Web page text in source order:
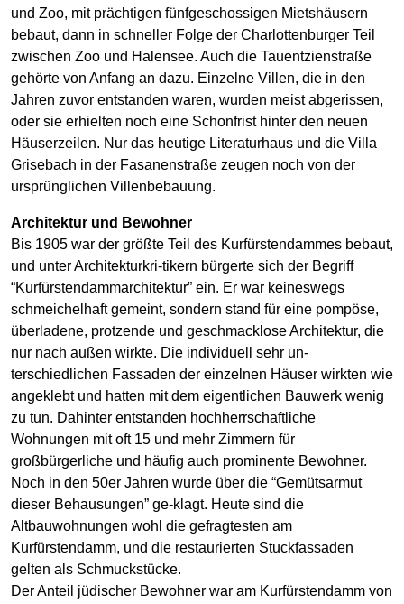
und Zoo, mit prächtigen fünfgeschossigen Mietshäusern
bebaut, dann in schneller Folge der Charlottenburger Teil
zwischen Zoo und Halensee. Auch die Tauentzienstraße
gehörte von Anfang an dazu. Einzelne Villen, die in den
Jahren zuvor entstanden waren, wurden meist abgerissen,
oder sie erhielten noch eine Schonfrist hinter den neuen
Häuserzeilen. Nur das heutige Literaturhaus und die Villa
Grisebach in der Fasanenstraße zeugen noch von der
ursprünglichen Villenbebauung.
Architektur und Bewohner
Bis 1905 war der größte Teil des Kurfürstendammes bebaut,
und unter Architekturkri-tikern bürgerte sich der Begriff
“Kurfürstendammarchitektur” ein. Er war keineswegs
schmeichelhaft gemeint, sondern stand für eine pompöse,
überladene, protzende und geschmacklose Architektur, die
nur nach außen wirkte. Die individuell sehr un-
terschiedlichen Fassaden der einzelnen Häuser wirkten wie
angeklebt und hatten mit dem eigentlichen Bauwerk wenig
zu tun. Dahinter entstanden hochherrschaftliche
Wohnungen mit oft 15 und mehr Zimmern für
großbürgerliche und häufig auch prominente Bewohner.
Noch in den 50er Jahren wurde über die “Gemütsarmut
dieser Behausungen” ge-klagt. Heute sind die
Altbauwohnungen wohl die gefragtesten am
Kurfürstendamm, und die restaurierten Stuckfassaden
gelten als Schmuckstücke.
Der Anteil jüdischer Bewohner war am Kurfürstendamm von